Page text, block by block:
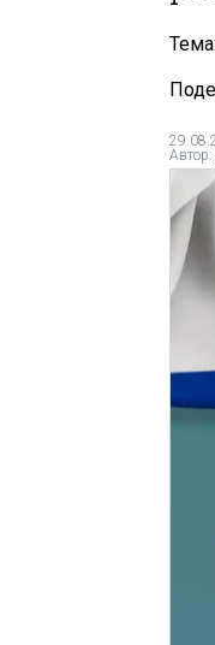
Тема:
Автор: